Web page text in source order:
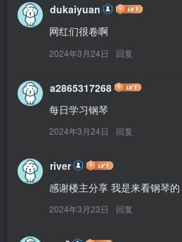
dukaiyuan
网红们很卷啊
2024年3月24日 回复
a2865317268
每日学习钢琴
2024年3月24日 回复
river
感谢楼主分享 我是来看钢琴的
2024年3月23日 回复